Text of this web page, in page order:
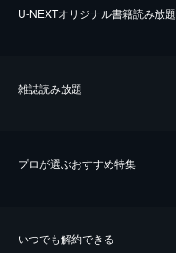
U-NEXTオリジナル書籍読み放題
雑誌読み放題
プロが選ぶおすすめ特集
いつでも解約できる